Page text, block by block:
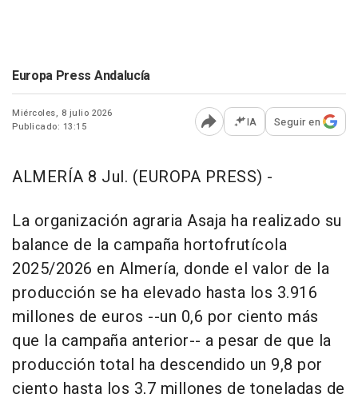
Europa Press Andalucía
Miércoles, 8 julio 2026
Publicado: 13:15
Abrir opciones para
IA Seguir en
ALMERÍA 8 Jul. (EUROPA PRESS) -
La organización agraria Asaja ha realizado su
balance de la campaña hortofrutícola
2025/2026 en Almería, donde el valor de la
producción se ha elevado hasta los 3.916
millones de euros --un 0,6 por ciento más
que la campaña anterior-- a pesar de que la
producción total ha descendido un 9,8 por
ciento hasta los 3,7 millones de toneladas de